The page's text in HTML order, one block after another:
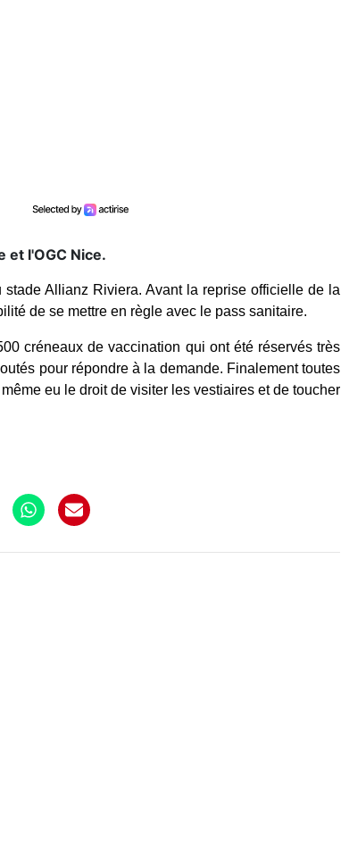
et l'OGC Nice.
Allianz Riviera. Avant la reprise officielle de la
de se mettre en règle avec le pass sanitaire.
créneaux de vaccination qui ont été réservés très
pour répondre à la demande. Finalement toutes
eu le droit de visiter les vestiaires et de toucher